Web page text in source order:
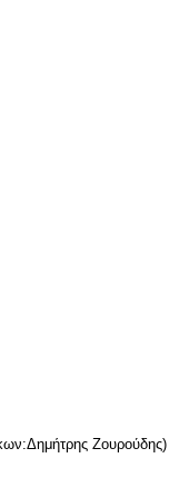
Ζουρούδης)